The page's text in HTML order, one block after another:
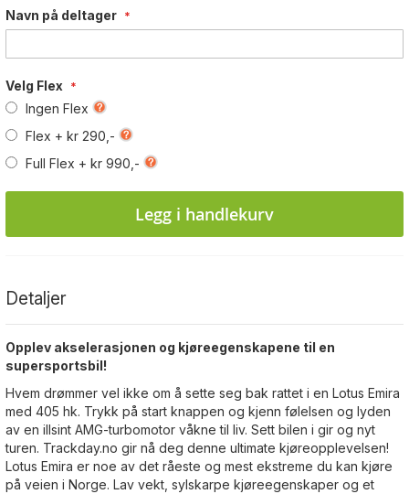
Navn på deltager
Velg Flex
Ingen Flex
Flex + kr 290,-
Full Flex + kr 990,-
Legg i handlekurv
Detaljer
Opplev akselerasjonen og kjøreegenskapene til en
supersportsbil!
Hvem drømmer vel ikke om å sette seg bak rattet i en Lotus Emira
med 405 hk. Trykk på start knappen og kjenn følelsen og lyden
av en illsint AMG-turbomotor våkne til liv. Sett bilen i gir og nyt
turen. Trackday.no gir nå deg denne ultimate kjøreopplevelsen!
Lotus Emira er noe av det råeste og mest ekstreme du kan kjøre
på veien i Norge. Lav vekt, sylskarpe kjøreegenskaper og et